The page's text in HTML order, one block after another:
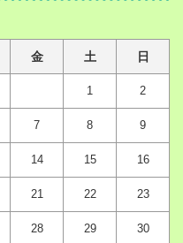
金 土 日
1 2
7 8 9
14 15 16
21 22 23
28 29 30